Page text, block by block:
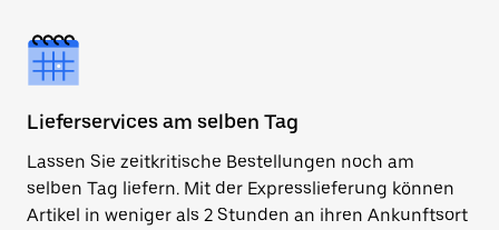
Lieferservices am selben Tag
Lassen Sie zeitkritische Bestellungen noch am
selben Tag liefern. Mit der Expresslieferung können
Artikel in weniger als 2 Stunden an ihren Ankunftsort